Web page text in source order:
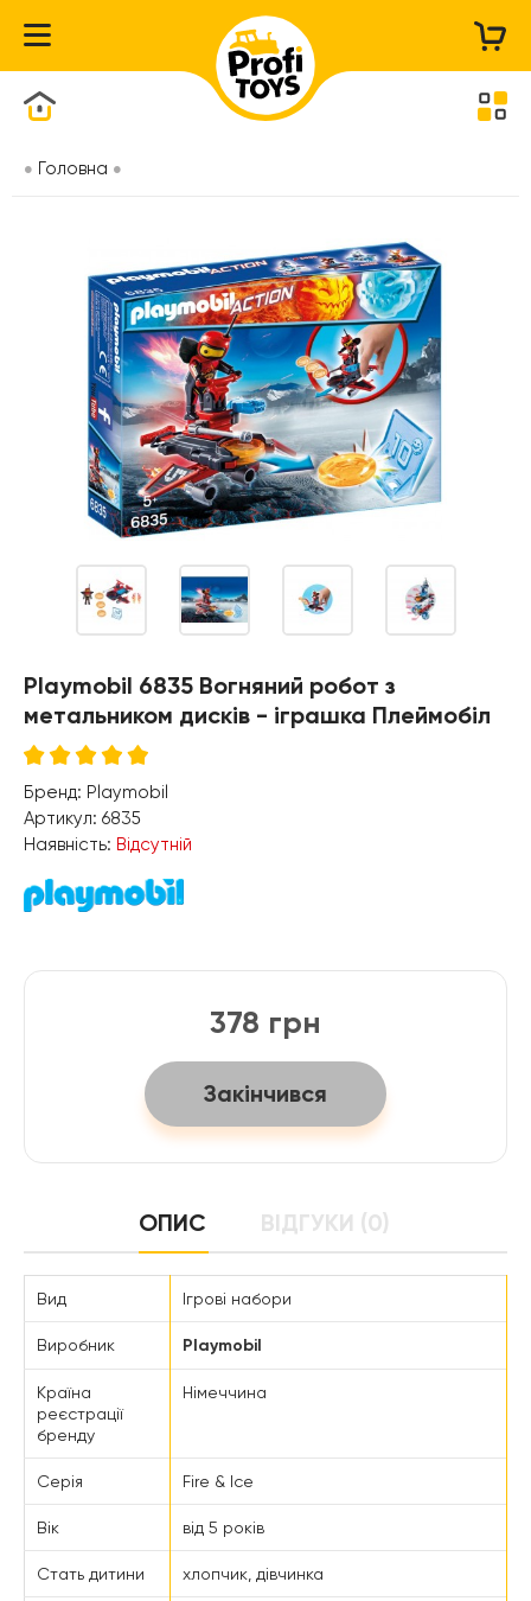
Головна
Playmobil 6835 Вогняний робот з
метальником дисків - іграшка Плеймобіл
Бренд: Playmobil
Артикул: 6835
Наявність: Відсутній
378 грн
Закінчився
ОПИС ВІДГУКИ (0)
Вид Ігрові набори
Виробник Playmobil
Країна
реєстрації
бренду
Німеччина
Серія Fire & Ice
Вік від 5 років
Стать дитини хлопчик, дівчинка
Каталог товарів